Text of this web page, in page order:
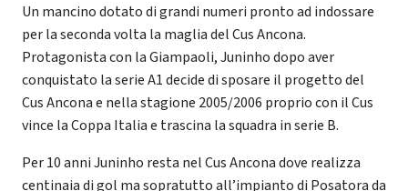
Un mancino dotato di grandi numeri pronto ad indossare
per la seconda volta la maglia del Cus Ancona.
Protagonista con la Giampaoli, Juninho dopo aver
conquistato la serie A1 decide di sposare il progetto del
Cus Ancona e nella stagione 2005/2006 proprio con il Cus
vince la Coppa Italia e trascina la squadra in serie B.
Per 10 anni Juninho resta nel Cus Ancona dove realizza
centinaia di gol ma sopratutto all’impianto di Posatora da